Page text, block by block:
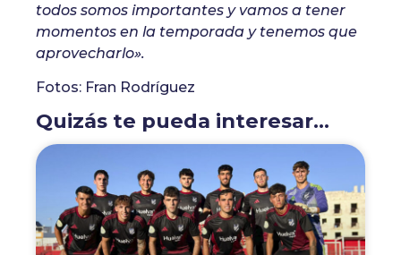
todos somos importantes y vamos a tener
momentos en la temporada y tenemos que
aprovecharlo».
Fotos: Fran Rodríguez
Quizás te pueda interesar...